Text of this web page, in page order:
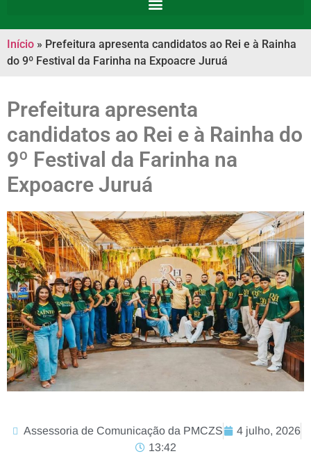
Início » Prefeitura apresenta candidatos ao Rei e à Rainha
do 9º Festival da Farinha na Expoacre Juruá
Prefeitura apresenta
candidatos ao Rei e à Rainha do
9º Festival da Farinha na
Expoacre Juruá
Assessoria de Comunicação da PMCZS
4 julho, 2026
13:42